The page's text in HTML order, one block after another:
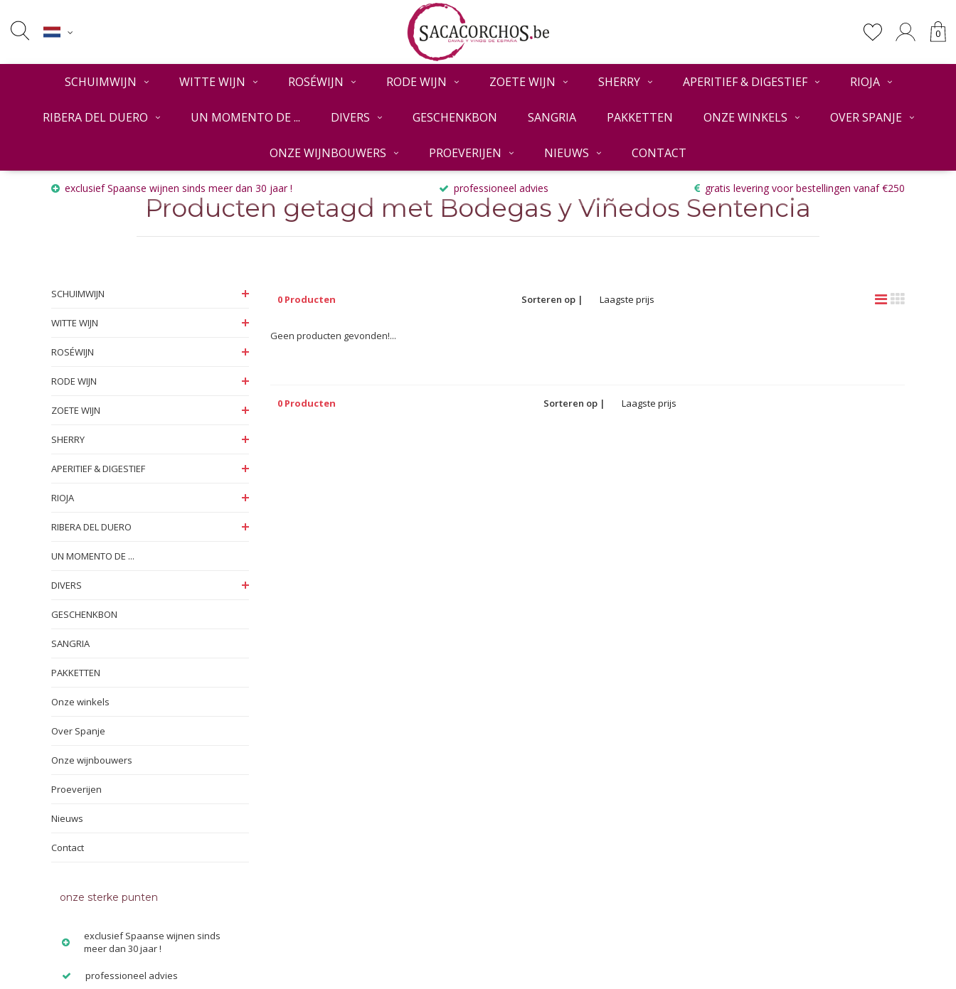
0
SCHUIMWIJN WITTE WIJN ROSÉWIJN RODE WIJN ZOETE WIJN SHERRY APERITIEF & DIGESTIEF RIOJA
RIBERA DEL DUERO UN MOMENTO DE ... DIVERS GESCHENKBON SANGRIA PAKKETTEN ONZE WINKELS OVER SPANJE
ONZE WIJNBOUWERS PROEVERIJEN NIEUWS CONTACT
exclusief Spaanse wijnen sinds meer dan 30 jaar ! professioneel advies gratis levering voor bestellingen vanaf €250
Bodegas y Viñedos Sentencia
Producten getagd met Bodegas y Viñedos Sentencia
SCHUIMWIJN
WITTE WIJN
ROSÉWIJN
RODE WIJN
ZOETE WIJN
SHERRY
APERITIEF & DIGESTIEF
RIOJA
RIBERA DEL DUERO
UN MOMENTO DE ...
DIVERS
GESCHENKBON
SANGRIA
PAKKETTEN
Onze winkels
Over Spanje
Onze wijnbouwers
Proeverijen
Nieuws
Contact
onze sterke punten
exclusief Spaanse wijnen sinds
meer dan 30 jaar !
professioneel advies
0 Producten Sorteren op | Laagste prijs
Geen producten gevonden!...
0 Producten Sorteren op | Laagste prijs